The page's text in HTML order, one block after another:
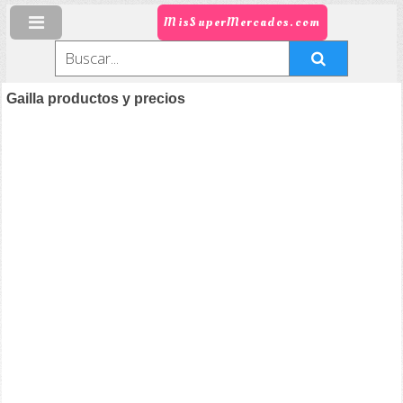
MisSuperMercados.com
Gailla productos y precios